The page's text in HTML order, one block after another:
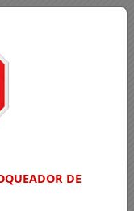
DE